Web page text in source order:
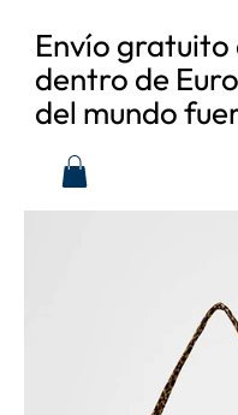
Envío
dentro de
del mundo